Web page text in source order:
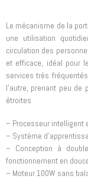
Le mécanisme de la
une utilisation
circulation des
et efficace, idéal pour
services très
l’autre, prenant peu de
étroites
– Processeur intelligent
– Système
– Conception à
fonctionnement en
– Moteur 100W sans